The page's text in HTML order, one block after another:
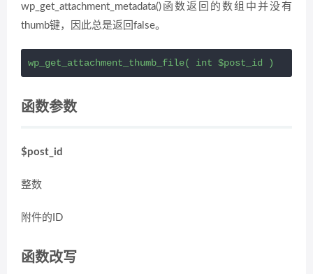
wp_get_attachment_metadata()函数返回的数组中并没有
thumb键，因此总是返回false。
wp_get_attachment_thumb_file( int $post_id )
函数参数
$post_id
整数
附件的ID
函数改写